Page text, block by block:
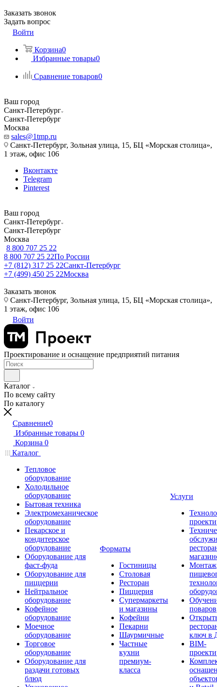
Заказать звонок
Задать вопрос
Войти
Корзина0
Избранные товары0
Сравнение товаров0
Ваш город
Санкт-Петербург
Санкт-Петербург
Москва
sales@1tmp.ru
Санкт-Петербург, Зольная улица, 15, БЦ «Морская столица»,
1 этаж, офис 106
Вконтакте
Telegram
Pinterest
Ваш город
Санкт-Петербург
Санкт-Петербург
Москва
8 800 707 25 22
8 800 707 25 22По России
+7 (812) 317 25 22Санкт-Петербург
+7 (499) 450 25 22Москва
Заказать звонок
Санкт-Петербург, Зольная улица, 15, БЦ «Морская столица»,
1 этаж, офис 106
Войти
Проектирование и оснащение предприятий питания
Каталог
По всему сайту
По каталогу
Сравнение0
Избранные товары 0
Корзина 0
Каталог
Тепловое
оборудование
Холодильное
оборудование
Бытовая техника
Электромеханическое
оборудование
Пекарское и
кондитерское
оборудование
Оборудование для
фаст-фуда
Оборудование для
пиццерии
Нейтральное
оборудование
Кофейное
оборудование
Моечное
оборудование
Торговое
оборудование
Оборудование для
раздачи готовых
блюд
Форматы
Гостиницы
Столовая
Ресторан
Пиццерия
Супермаркеты
и магазины
Кофейни
Пекарни
Шаурмичные
Частные
кухни
премиум-
класса
Услуги
Монтаж
поваров
ключ в
BIM-